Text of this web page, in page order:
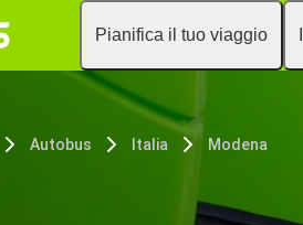
Pianifica il tuo viaggio
Autobus Italia Modena